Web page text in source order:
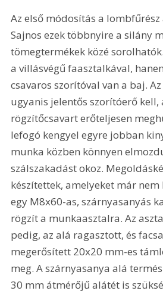
Az első módosítás a
Sajnos ezek többnyire a silány
tömegtermékek közé
a villásvégű faasztalkával,
csavaros szorítóval van a baj.
ugyanis jelentős szorítóerő kell,
rögzítőcsavart erőteljesen
lefogó kengyel egyre jobban
munka közben könnyen
szálszakadást okoz.
készítettek, amelyeket már nem
egy M8x60-as, szárnyasanyás
rögzít a munkaasztalra. Az
pedig, az alá ragasztott, és
megerősített 20x20 mm-es
meg. A szárnyasanya alá
30 mm átmérőjű alátét is